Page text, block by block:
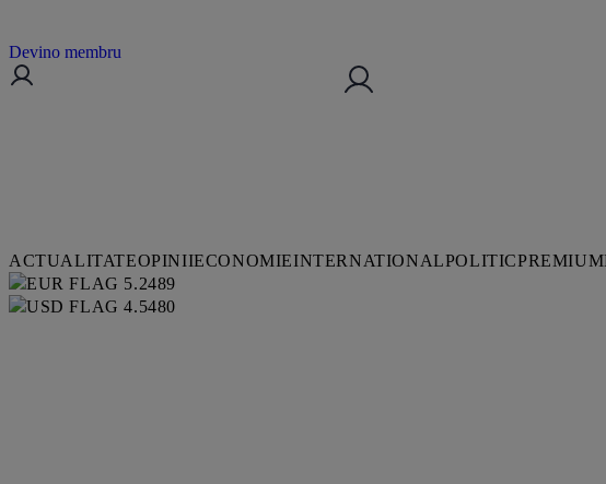
Devino membru
ACTUALITATEOPINIIECONOMIEINTERNATIONALPOLITICPREMIUM
5.2489
4.5480